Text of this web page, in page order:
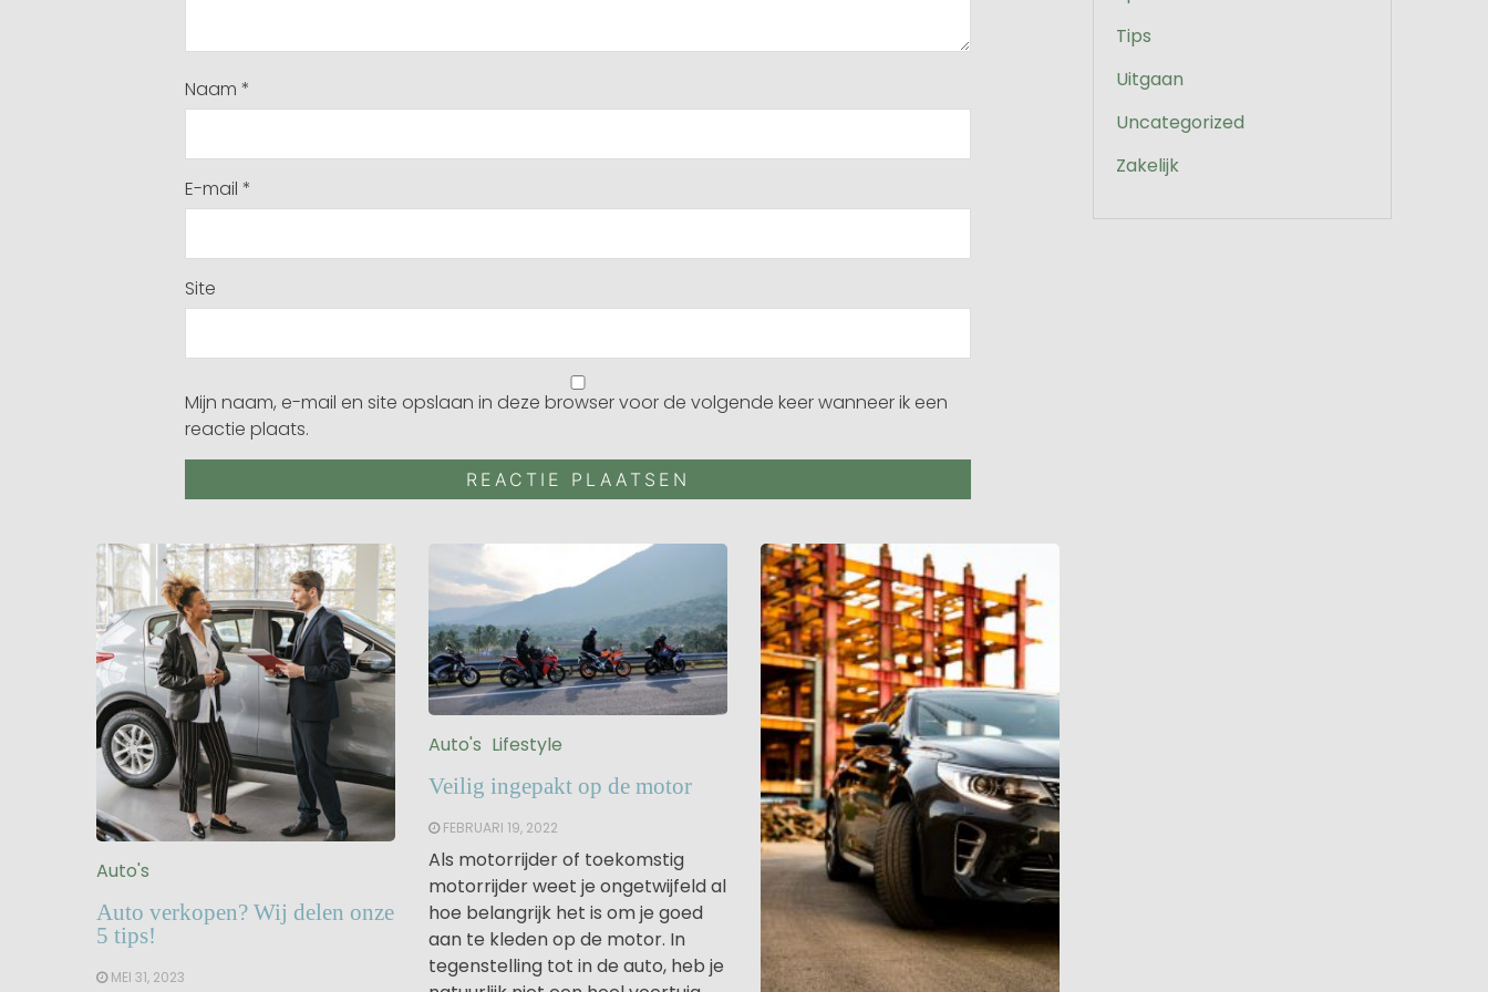
Naam *
E-mail *
Site
Mijn naam, e-mail en site opslaan in deze browser voor de volgende keer wanneer ik een
reactie plaats.
Auto's
Auto verkopen? Wij delen onze
5 tips!
MEI 31, 2023
Auto's Lifestyle
Veilig ingepakt op de motor
FEBRUARI 19, 2022
Als motorrijder of toekomstig
motorrijder weet je ongetwijfeld al
hoe belangrijk het is om je goed
aan te kleden op de motor. In
tegenstelling tot in de auto, heb je
Tips
Uitgaan
Uncategorized
Zakelijk